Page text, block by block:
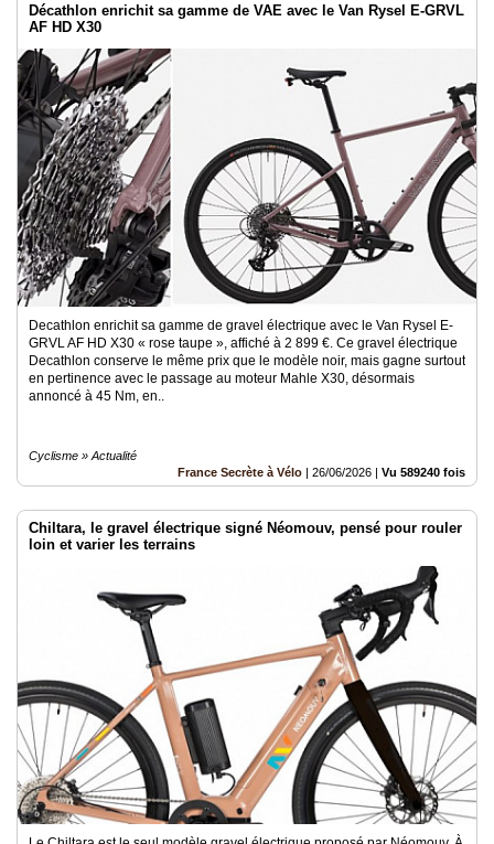
Décathlon enrichit sa gamme de VAE avec le Van Rysel E-GRVL
AF HD X30
Decathlon enrichit sa gamme de gravel électrique avec le Van Rysel E-
GRVL AF HD X30 « rose taupe », affiché à 2 899 €. Ce gravel électrique
Decathlon conserve le même prix que le modèle noir, mais gagne surtout
en pertinence avec le passage au moteur Mahle X30, désormais
annoncé à 45 Nm, en..
Cyclisme » Actualité
France Secrète à Vélo | 26/06/2026 | Vu 589240 fois
Chiltara, le gravel électrique signé Néomouv, pensé pour rouler
loin et varier les terrains